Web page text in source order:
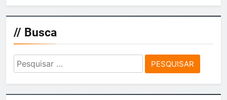
// Busca
Pesquisar
por: